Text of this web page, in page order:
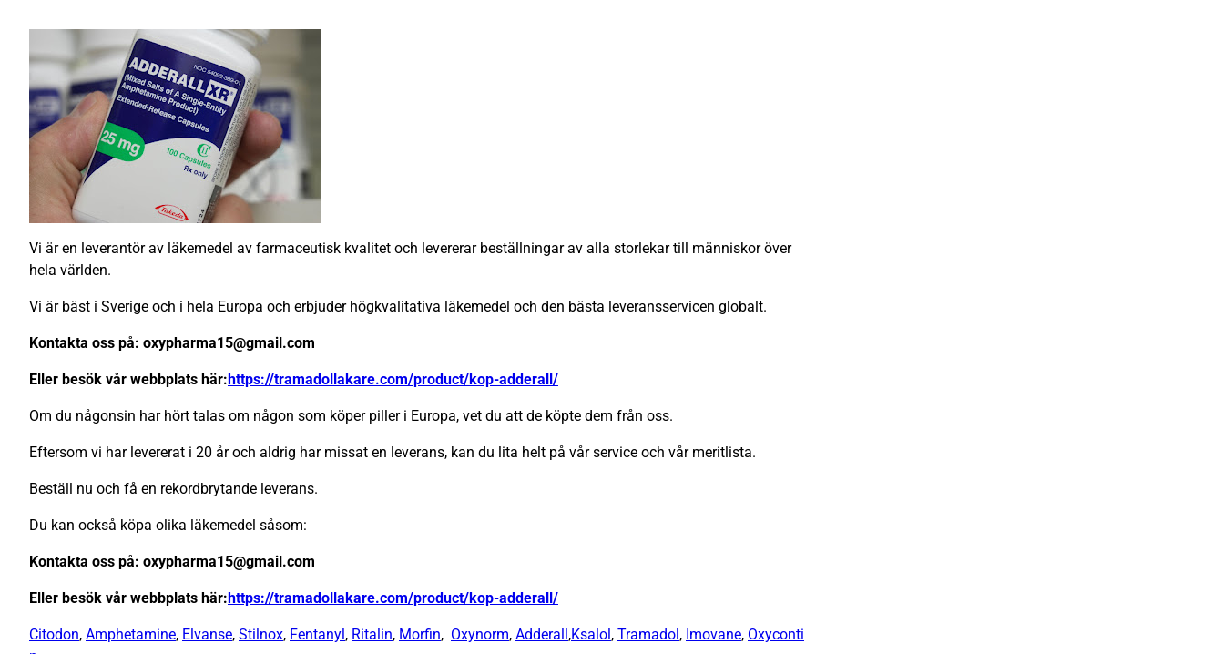
Vi är en leverantör av läkemedel av farmaceutisk kvalitet och levererar beställningar av alla storlekar till människor över
hela världen.
Vi är bäst i Sverige och i hela Europa och erbjuder högkvalitativa läkemedel och den bästa leveransservicen globalt.
Kontakta oss på: oxypharma15@gmail.com
Eller besök vår webbplats här: https://tramadollakare.com/product/kop-adderall/
Om du någonsin har hört talas om någon som köper piller i Europa, vet du att de köpte dem från oss.
Eftersom vi har levererat i 20 år och aldrig har missat en leverans, kan du lita helt på vår service och vår meritlista.
Beställ nu och få en rekordbrytande leverans.
Du kan också köpa olika läkemedel såsom:
Kontakta oss på: oxypharma15@gmail.com
Eller besök vår webbplats här: https://tramadollakare.com/product/kop-adderall/
Citodon, Amphetamine, Elvanse, Stilnox, Fentanyl , Ritalin, Morfin, Oxynorm, Adderall ,Ksalol , Tramadol , Imovane, Oxyconti